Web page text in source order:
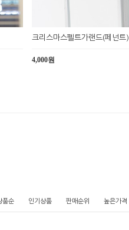
크리스마스펠트가랜드(페넌트)
4,000원
품순 인기상품 판매순위 높은가격